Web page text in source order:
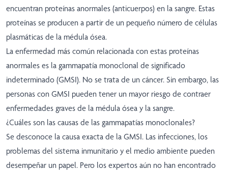
encuentran proteínas anormales (anticuerpos) en la sangre. Estas
proteínas se producen a partir de un pequeño número de células
plasmáticas de la médula ósea.
La enfermedad más común relacionada con estas proteínas
anormales es la gammapatía monoclonal de significado
indeterminado (GMSI). No se trata de un cáncer. Sin embargo, las
personas con GMSI pueden tener un mayor riesgo de contraer
enfermedades graves de la médula ósea y la sangre.
¿Cuáles son las causas de las gammapatías monoclonales?
Se desconoce la causa exacta de la GMSI. Las infecciones, los
problemas del sistema inmunitario y el medio ambiente pueden
desempeñar un papel. Pero los expertos aún no han encontrado